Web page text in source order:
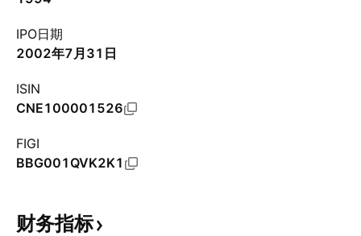
IPO日期
2002年7月31日
ISIN
CNE100001526
FIGI
BBG001QVK2K1
财务指标